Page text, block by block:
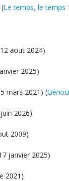
Le temps, le temps
12 aout 2024)
2025)
mars 2021) (
2026)
2009)
janvier 2025)
2021)